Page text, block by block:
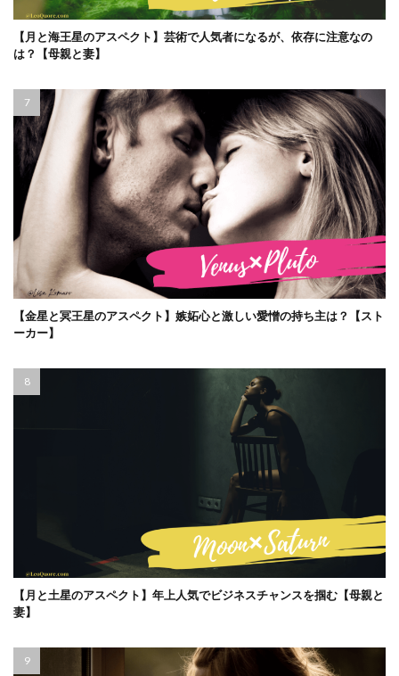
【月と海王星のアスペクト】芸術で人気者になるが、依存に注意なの
は？【母親と妻】
【金星と冥王星のアスペクト】嫉妬心と激しい愛憎の持ち主は？【スト
ーカー】
【月と土星のアスペクト】年上人気でビジネスチャンスを掴む【母親と
妻】